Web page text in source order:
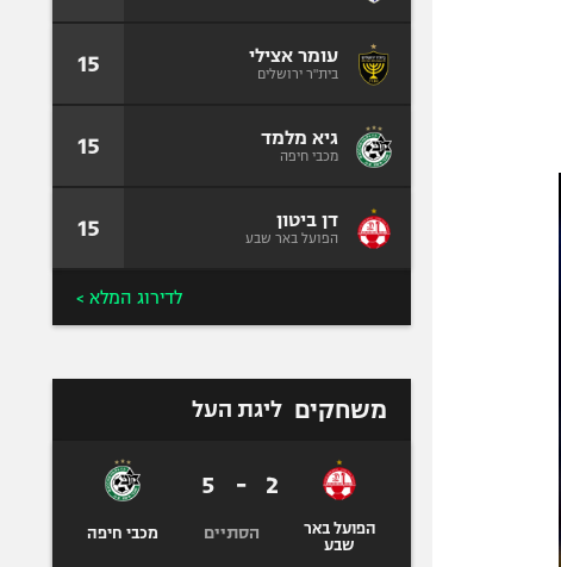
עומר אצילי
בית"ר ירושלים 15
גיא מלמד
מכבי חיפה 15
דן ביטון
הפועל באר שבע 15
לדירוג המלא >
משחקים ליגת העל
הפועל באר
שבע
2
-
5
הסתיים מכבי חיפה